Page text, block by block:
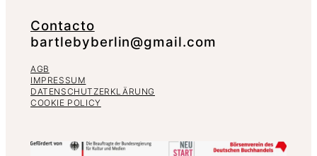
Contacto
bartlebyberlin@gmail.com
AGB
IMPRESSUM
DATENSCHUTZERKLÄRUNG
COOKIE POLICY